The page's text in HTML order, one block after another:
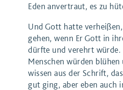
Eden anvertraut, es zu
Und Gott hatte
gehen, wenn Er Gott in
dürfte und verehrt würde.
Menschen würden
wissen aus der Schrift,
gut ging, aber eben auch